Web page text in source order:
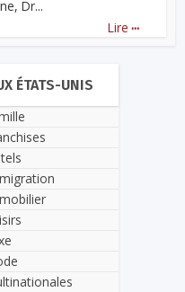
Dr...
Lire ...
ÉTATS-UNIS